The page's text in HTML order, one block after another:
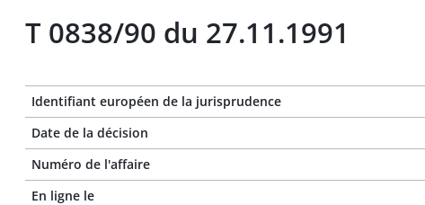
T 0838/90 du 27.11.1991
Identifiant européen de la jurisprudence
Date de la décision
Numéro de l'affaire
En ligne le